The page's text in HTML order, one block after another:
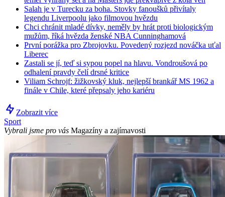
Salah je v Turecku za boha. Stovky fanoušků přivítaly
legendu Liverpoolu jako filmovou hvězdu
Chci chránit mladé dívky, neměly by hrát proti biologickým
mužům, říká hvězda ženské NBA Cunninghamová
První porážka pro Zbrojovku. Povedený rozjezd nováčka uťal
Liberec
Zastali se jí, teď si sypou popel na hlavu. Vondroušová po
odhalení pravdy čelí drsné kritice
Viliam Schrojf: žižkovský kluk, nejlepší brankář MS 1962 a
finále v Chile, které přepsaly jeho kariéru
Zobrazit více
Sport
Vybrali jsme pro vás Magazíny a zajímavosti